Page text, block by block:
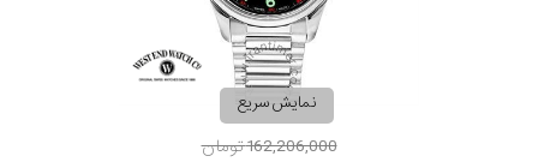
نمایش سریع
162,206,000 تومان